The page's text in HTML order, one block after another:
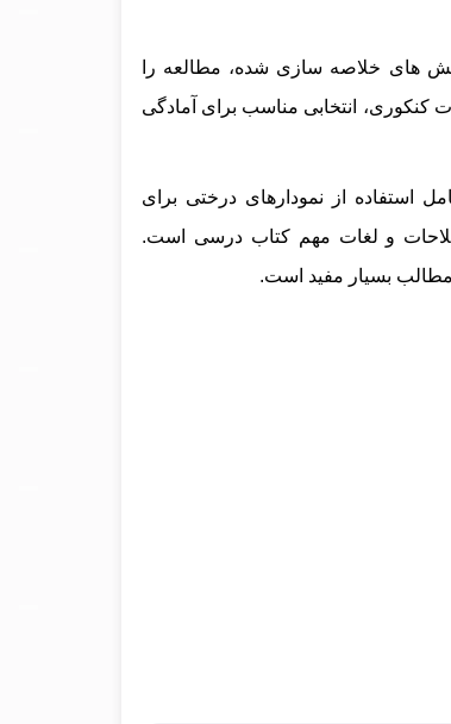
های خلاصه‌ سازی شده، مطالعه را
انتخابی مناسب برای آمادگی
استفاده از نمودارهای درختی برای
و لغات مهم کتاب درسی است.
مطالب بسیار مفید است.